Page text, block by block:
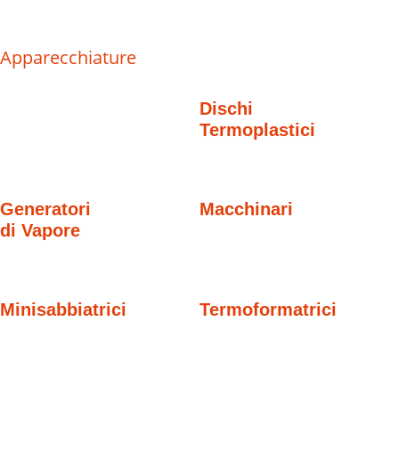
Apparecchiature
Dischi
Termoplastici
Generatori
di Vapore
Macchinari
Minisabbiatrici Termoformatrici